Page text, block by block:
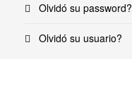
Olvidó su password?
Olvidó su usuario?